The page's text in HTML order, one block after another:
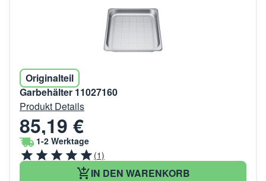
Originalteil
Garbehälter 11027160
Produkt Details
85,19 €
1-2 Werktage
(1)
IN DEN WARENKORB